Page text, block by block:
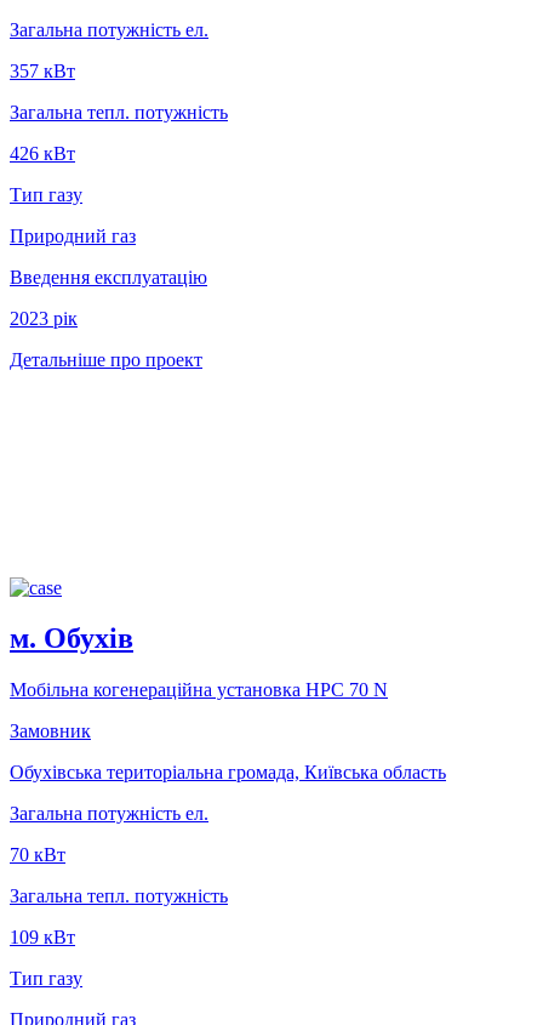
Загальна потужність ел.
357 кВт
Загальна тепл. потужність
426 кВт
Тип газу
Природний газ
Введення експлуатацію
2023 рiк
Детальніше про проект
м. Обухів
Мобільна когенераційна установка НРС 70 N
Замовник
Обухівська територіальна громада, Київська область
Загальна потужність ел.
70 кВт
Загальна тепл. потужність
109 кВт
Тип газу
Природний газ